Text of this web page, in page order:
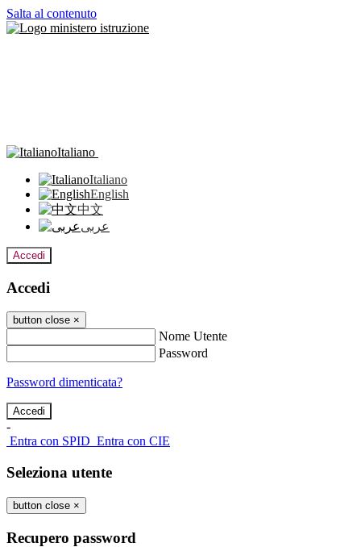
Salta al contenuto
Italiano
Italiano
English
中文
عربى
Accedi
Accedi
button close ×
Nome Utente
Password
Password dimenticata?
-
Entra con SPID Entra con CIE
Seleziona utente
button close ×
Recupero password